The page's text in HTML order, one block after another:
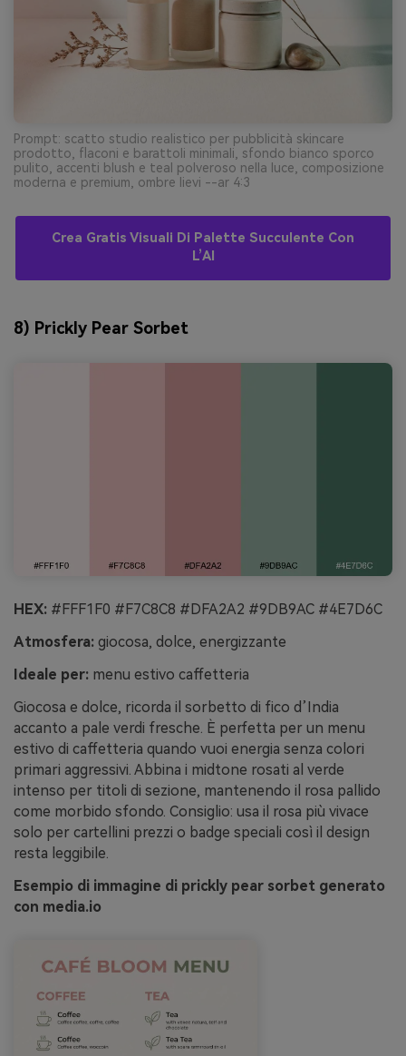
Prompt: scatto studio realistico per pubblicità skincare
prodotto, flaconi e barattoli minimali, sfondo bianco sporco
pulito, accenti blush e teal polveroso nella luce, composizione
moderna e premium, ombre lievi --ar 4:3
Crea Gratis Visuali Di Palette Succulente Con
L’AI
8) Prickly Pear Sorbet
HEX: #FFF1F0 #F7C8C8 #DFA2A2 #9DB9AC #4E7D6C
Atmosfera: giocosa, dolce, energizzante
Ideale per: menu estivo caffetteria
Giocosa e dolce, ricorda il sorbetto di fico d’India
accanto a pale verdi fresche. È perfetta per un menu
estivo di caffetteria quando vuoi energia senza colori
primari aggressivi. Abbina i midtone rosati al verde
intenso per titoli di sezione, mantenendo il rosa pallido
come morbido sfondo. Consiglio: usa il rosa più vivace
solo per cartellini prezzi o badge speciali così il design
resta leggibile.
Esempio di immagine di prickly pear sorbet generato
con media.io